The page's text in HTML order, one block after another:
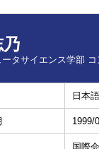
ータサイエンス学部
日本語
1999/
国際